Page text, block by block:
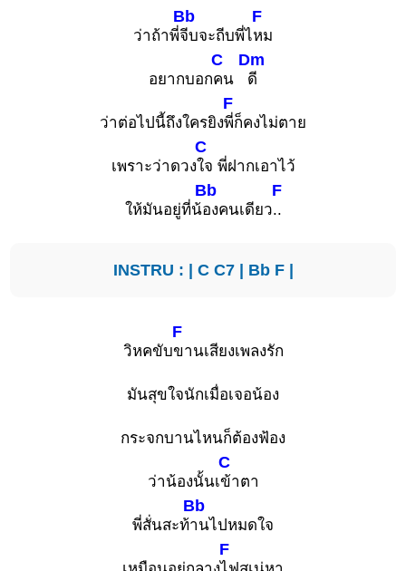
ว่าถ้าพี่
Bb
จีบจะถีบพี่ไ
F
หม
อยากบอก
C
คน
Dm
ดี
ว่าต่อไปนี้ถึงใครยิง
F
พี่ก็คงไม่ตาย
เพราะว่าดวง
C
ใจ พี่ฝากเอาไว้
ให้มันอยู่ที่น้
Bb
องคนเดียว
F
..
INSTRU : | C C7| Bb F|
วิหคขับ
F
ขานเสียงเพลงรัก
มันสุขใจนักเมื่อเจอน้อง
กระจกบานไหนก็ต้องฟ้อง
ว่าน้องนั้นเ
C
ข้าตา
พี่สั่นสะท้
Bb
านไปหมดใจ
F